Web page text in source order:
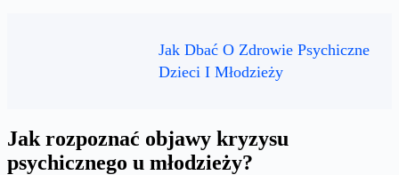
Jak Dbać O Zdrowie Psychiczne
Dzieci I Młodzieży
Jak rozpoznać objawy kryzysu
psychicznego u młodzieży?